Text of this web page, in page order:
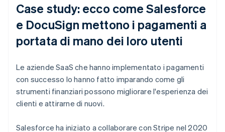
Case study: ecco come Salesforce
e DocuSign mettono i pagamenti a
portata di mano dei loro utenti
Le aziende SaaS che hanno implementato i pagamenti
con successo lo hanno fatto imparando come gli
strumenti finanziari possono migliorare l'esperienza dei
clienti e attirarne di nuovi.
Salesforce ha iniziato a collaborare con Stripe nel 2020